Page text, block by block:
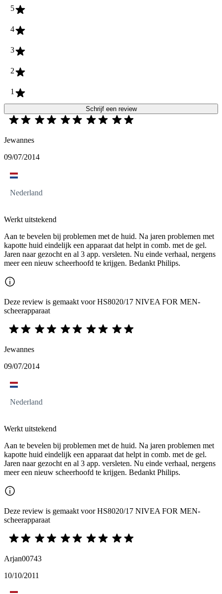
5
4
3
2
1
Schrijf een review
Jewannes
09/07/2014
Nederland
Werkt uitstekend
Aan te bevelen bij problemen met de huid. Na jaren problemen met
kapotte huid eindelijk een apparaat dat helpt in comb. met de gel.
Jaren naar gezocht en al 3 app. versleten. Nu einde verhaal, nergens
meer een nieuw scheerhoofd te krijgen. Bedankt Philips.
Deze review is gemaakt voor HS8020/17 NIVEA FOR MEN-
scheerapparaat
Jewannes
09/07/2014
Nederland
Werkt uitstekend
Aan te bevelen bij problemen met de huid. Na jaren problemen met
kapotte huid eindelijk een apparaat dat helpt in comb. met de gel.
Jaren naar gezocht en al 3 app. versleten. Nu einde verhaal, nergens
meer een nieuw scheerhoofd te krijgen. Bedankt Philips.
Deze review is gemaakt voor HS8020/17 NIVEA FOR MEN-
scheerapparaat
Arjan00743
10/10/2011